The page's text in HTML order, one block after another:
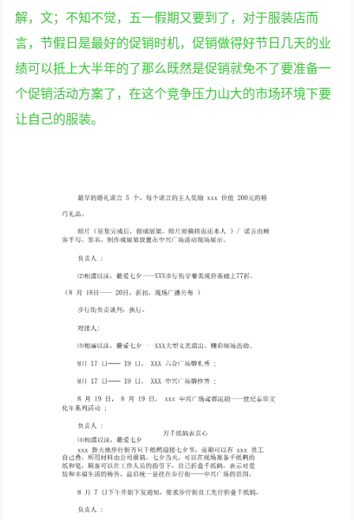
解，文；不知不觉，五一假期又要到了，对于服装店而
言，节假日是最好的促销时机，促销做得好节日几天的业
绩可以抵上大半年的了那么既然是促销就免不了要准备一
个促销活动方案了，在这个竞争压力山大的市场环境下要
让自己的服装。